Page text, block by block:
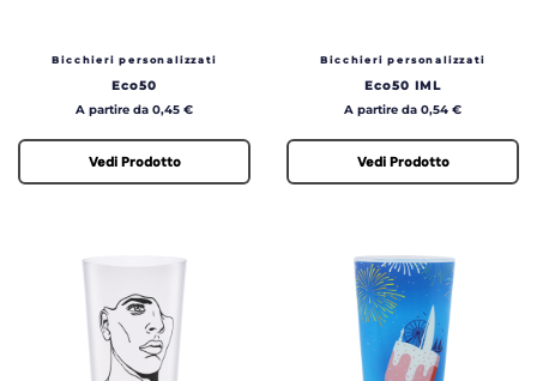
Bicchieri personalizzati
Eco50
Prezzo
A partire da 0,45 €
Vedi Prodotto
Bicchieri personalizzati
Eco50 IML
Prezzo
A partire da 0,54 €
Vedi Prodotto